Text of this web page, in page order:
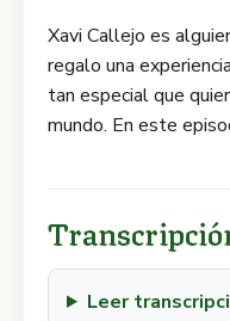
Xavi Callejo es
regalo una
tan especial que
mundo. En este
Leer